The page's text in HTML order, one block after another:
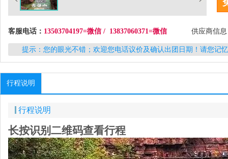
客服电话： 13503704197=微信 / 13837060371=微信 供应商信
提示：您的眼光不错；欢迎您电话议价及确认出团日期！请您记
行程说明
行程说明
长按识别二维码查看行程